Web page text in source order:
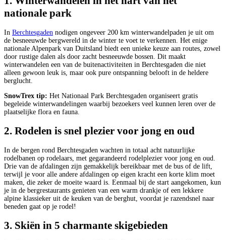
nationale park
In Berchtesgaden nodigen ongeveer 200 km winterwandelpaden je uit om
de besneeuwde bergwereld in de winter te voet te verkennen. Het enige
nationale Alpenpark van Duitsland biedt een unieke keuze aan routes, zowel
door rustige dalen als door zacht besneeuwde bossen. Dit maakt
winterwandelen een van de buitenactiviteiten in Berchtesgaden die niet
alleen gewoon leuk is, maar ook pure ontspanning belooft in de heldere
berglucht.
SnowTrex tip: Het Nationaal Park Berchtesgaden organiseert gratis
begeleide winterwandelingen waarbij bezoekers veel kunnen leren over de
plaatselijke flora en fauna.
2. Rodelen is snel plezier voor jong en oud
In de bergen rond Berchtesgaden wachten in totaal acht natuurlijke
rodelbanen op rodelaars, met gegarandeerd rodelplezier voor jong en oud.
Drie van de afdalingen zijn gemakkelijk bereikbaar met de bus of de lift,
terwijl je voor alle andere afdalingen op eigen kracht een korte klim moet
maken, die zeker de moeite waard is. Eenmaal bij de start aangekomen, kun
je in de bergrestaurants genieten van een warm drankje of een lekkere
alpine klassieker uit de keuken van de berghut, voordat je razendsnel naar
beneden gaat op je rodel!
3. Skiën in 5 charmante skigebieden